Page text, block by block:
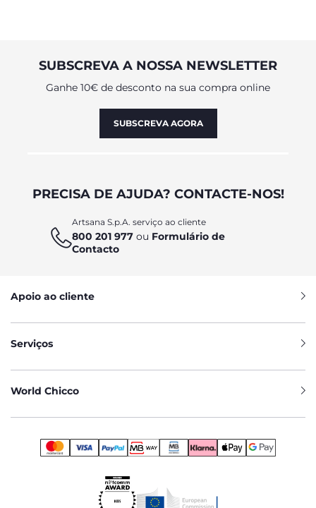
SUBSCREVA A NOSSA NEWSLETTER
Ganhe 10€ de desconto na sua compra online
SUBSCREVA AGORA
PRECISA DE AJUDA? CONTACTE-NOS!
Artsana S.p.A. serviço ao cliente
800 201 977 ou Formulário de
Contacto
Apoio ao cliente
Serviços
World Chicco